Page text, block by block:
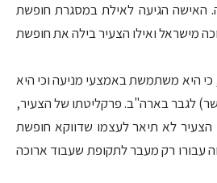
האישה הגיעה לאילת במסגרת חופשת
מישראל ואילו הצעיר בילה את חופשת
היא משתמשת באמצעי מניעה וכי היא
לגבר בארה"ב. פרקליטתו של הצעיר,
לא תיאר לעצמו שדווקא חופשת
עבורו רק מעבר לתקופת שעבוד ארוכה